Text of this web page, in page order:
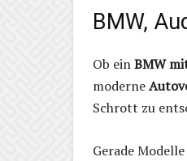
BMW,
Ob einBMW
moderne
Schrott zu
Gerade